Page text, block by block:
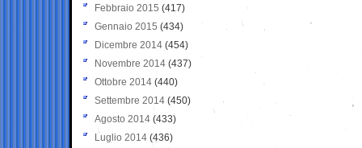
Febbraio 2015 (417)
Gennaio 2015 (434)
Dicembre 2014 (454)
Novembre 2014 (437)
Ottobre 2014 (440)
Settembre 2014 (450)
Agosto 2014 (433)
Luglio 2014 (436)